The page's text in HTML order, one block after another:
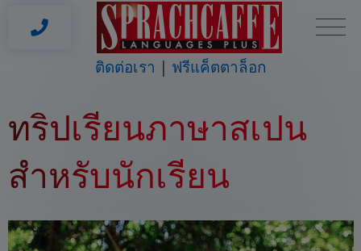
ติดต่อเรา ฟรีแค็ตตาล็อก
ทริปเรียนภาษาสเปน
สำหรับนักเรียน